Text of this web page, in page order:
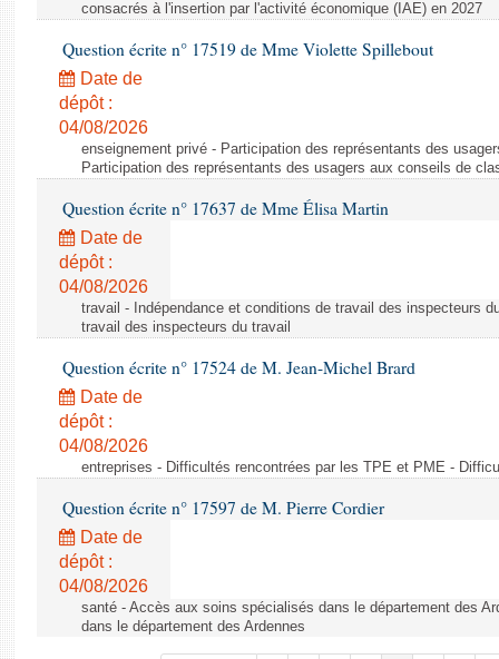
consacrés à l'insertion par l'activité économique (IAE) en 2027
Question écrite n° 17519 de Mme Violette Spillebout
Date de
dépôt :
04/08/2026
enseignement privé - Participation des représentants des
Participation des représentants des usagers aux conseils de
Question écrite n° 17637 de Mme Élisa Martin
Date de
dépôt :
04/08/2026
travail - Indépendance et conditions de travail des inspecteurs
travail des inspecteurs du travail
Question écrite n° 17524 de M. Jean-Michel Brard
Date de
dépôt :
04/08/2026
entreprises - Difficultés rencontrées par les TPE et PME -
Question écrite n° 17597 de M. Pierre Cordier
Date de
dépôt :
04/08/2026
santé - Accès aux soins spécialisés dans le département des
dans le département des Ardennes